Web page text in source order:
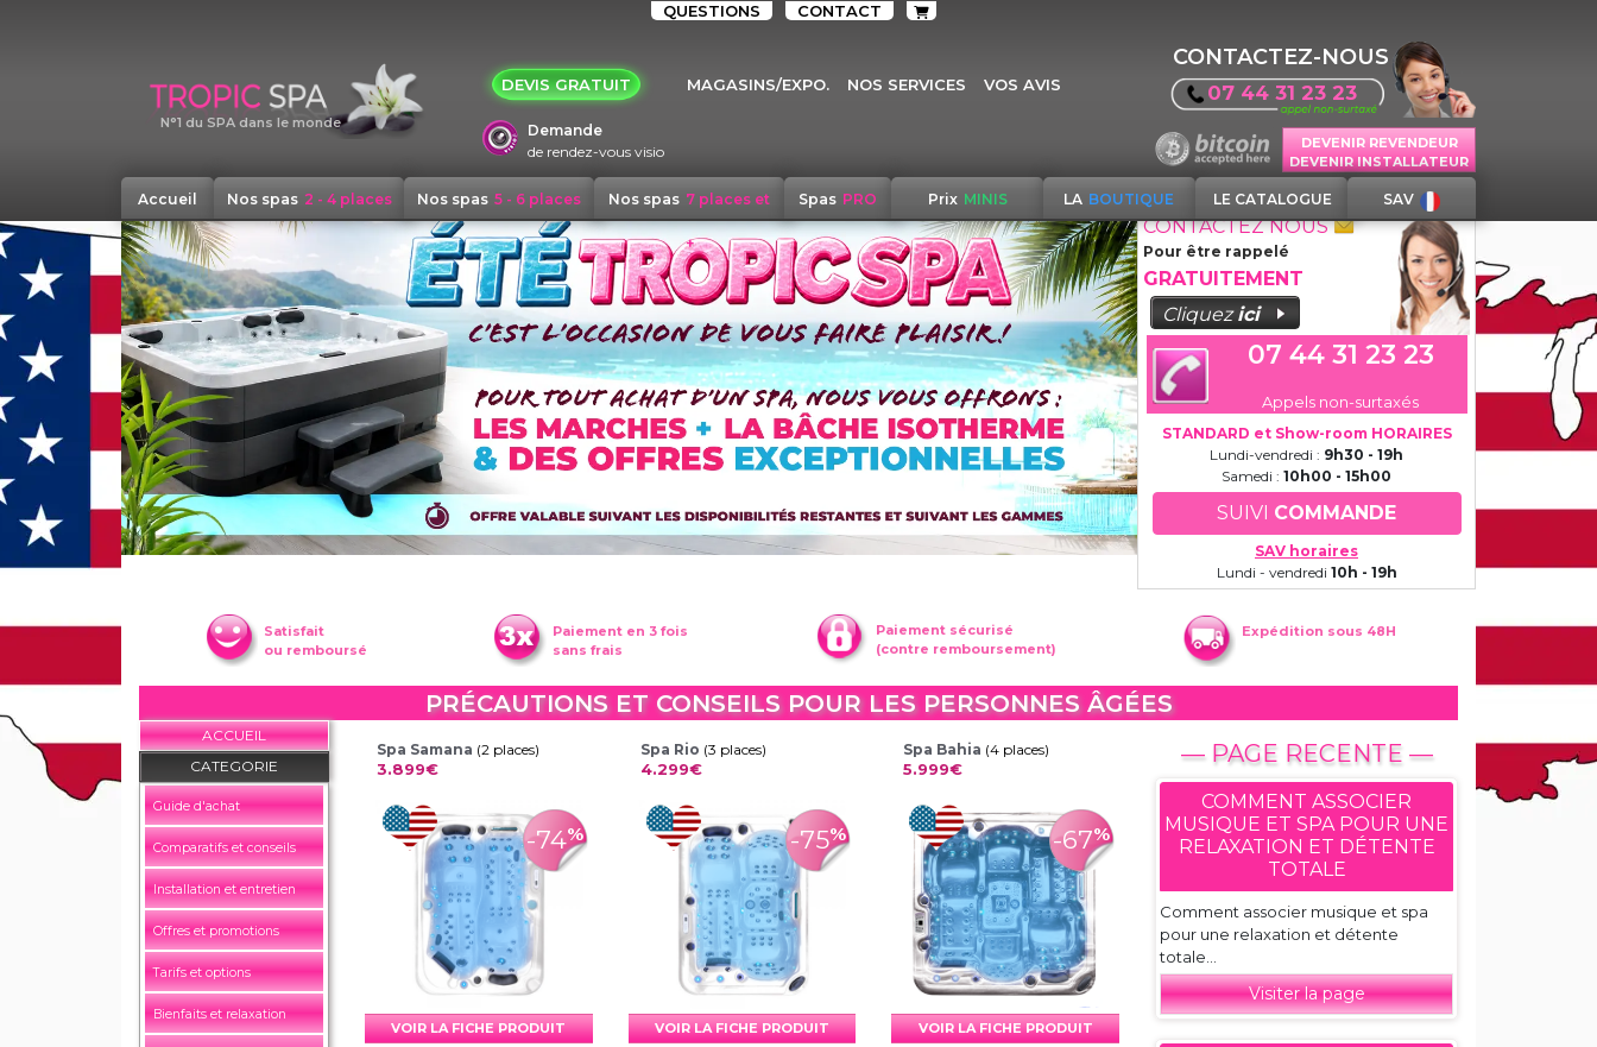
QUESTIONS CONTACT
N°1 du SPA dans le monde
DEVIS GRATUIT MAGASINS/EXPO. NOS SERVICES VOS AVIS
Demande
de rendez-vous visio
CONTACTEZ-NOUS
07 44 31 23 23
DEVENIR REVENDEUR
DEVENIR INSTALLATEUR
Accueil Nos spas 2 - 4 places Nos spas 5 - 6 places Nos spas 7 places et
+
Spas PRO Prix MINIS LA BOUTIQUE LE CATALOGUE SAV
CONTACTEZ NOUS
Pour être rappelé
GRATUITEMENT
Cliquezici
07 44 31 23 23
Appels non-surtaxés
STANDARD et Show-room HORAIRES
Lundi-vendredi : 9h30 - 19h
Samedi : 10h00 - 15h00
SUIVI COMMANDE
SAV horaires
Lundi - vendredi 10h - 19h
Satisfait
ou remboursé
Paiement en 3 fois
sans frais
Paiement sécurisé
(contre remboursement)
Expédition sous 48H
PRÉCAUTIONS ET CONSEILS POUR LES PERSONNES ÂGÉES
ACCUEIL
CATEGORIE
Guide d'achat
Comparatifs et conseils
Installation et entretien
Offres et promotions
Tarifs et options
Bienfaits et relaxation
Spa Samana (2 places)
3.899€
-74%
VOIR LA FICHE PRODUIT
Spa Rio (3 places)
4.299€
-75%
VOIR LA FICHE PRODUIT
Spa Bahia (4 places)
5.999€
-67%
VOIR LA FICHE PRODUIT
— PAGE RECENTE —
COMMENT ASSOCIER
MUSIQUE ET SPA POUR UNE
RELAXATION ET DÉTENTE
TOTALE
Comment associer musique et spa
pour une relaxation et détente
totale...
Visiter la page